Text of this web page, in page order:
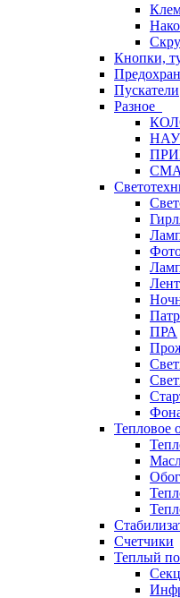
Кнопки,
Пускатели
Разное
ПРА
Тепловое
Счетчики
Теплый